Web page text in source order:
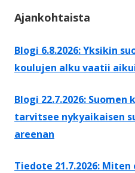
Ajankohtaista
Blogi 6.8.2026: Yksikin
koulujen alku vaatii
Blogi 22.7.2026:
tarvitsee nykyaikaisen
areenan
Tiedote 21.7.2026: